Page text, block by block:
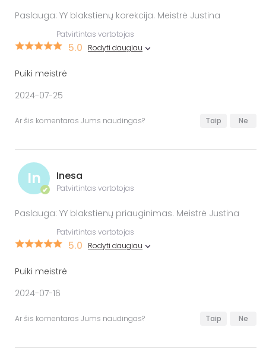
Paslauga: YY blakstienų korekcija. Meistrė Justina
Patvirtintas vartotojas
5.0 Rodyti daugiau
Puiki meistrė
2024-07-25
Ar šis komentaras Jums naudingas? Taip Ne
In
✔
Inesa
Patvirtintas vartotojas
Paslauga: YY blakstienų priauginimas. Meistrė Justina
Patvirtintas vartotojas
5.0 Rodyti daugiau
Puiki meistrė
2024-07-16
Ar šis komentaras Jums naudingas? Taip Ne